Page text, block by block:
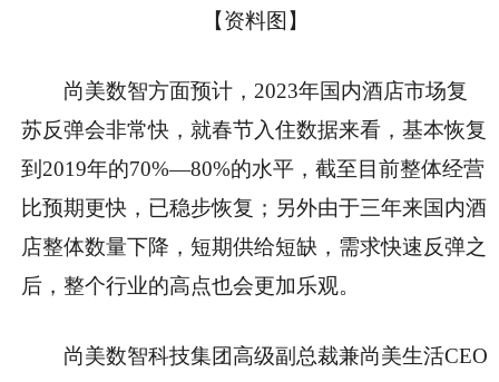
【资料图】
尚美数智方面预计，2023年国内酒店市场复
苏反弹会非常快，就春节入住数据来看，基本恢复
到2019年的70%—80%的水平，截至目前整体经营
比预期更快，已稳步恢复；另外由于三年来国内酒
店整体数量下降，短期供给短缺，需求快速反弹之
后，整个行业的高点也会更加乐观。
尚美数智科技集团高级副总裁兼尚美生活CEO